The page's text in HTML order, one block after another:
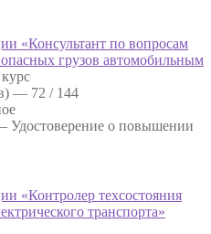
«Консультант по вопросам
опасных грузов автомобильным
— 72 / 144
Удостоверение о повышении
«Контролер техсостояния
транспорта»